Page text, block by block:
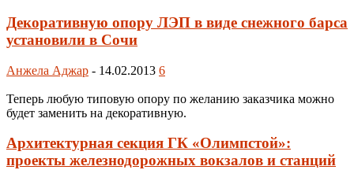
Декоративную опору ЛЭП в виде снежного барса
установили в Сочи
Анжела Аджар - 14.02.2013 6
Теперь любую типовую опору по желанию заказчика можно
будет заменить на декоративную.
Архитектурная секция ГК «Олимпстой»:
проекты железнодорожных вокзалов и станций